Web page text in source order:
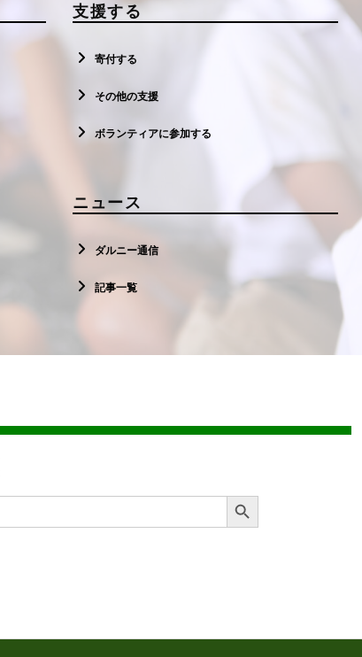
支援する
寄付する
その他の支援
ボランティアに参加する
ニュース
ダルニー通信
記事一覧
Search Button